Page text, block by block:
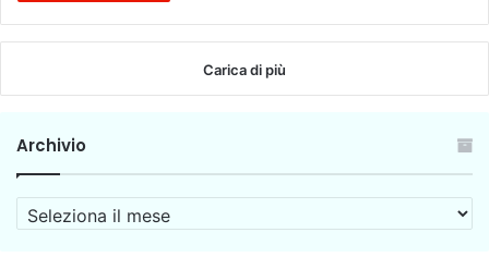
Carica di più
Archivio
r